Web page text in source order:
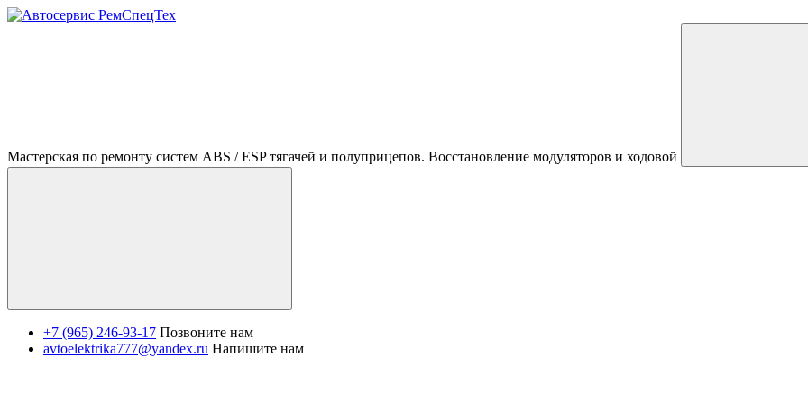
Мастерская по ремонту систем ABS / ESP тягачей и полуприцепов. Восстановление модуляторов и ходовой
+7 (965) 246-93-17 Позвоните нам
avtoelektrika777@yandex.ru Напишите нам